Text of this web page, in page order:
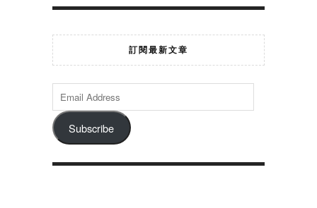
訂閱最新文章
Subscribe